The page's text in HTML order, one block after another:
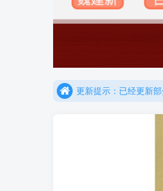
更新提示：已经更新
重要通知：因网站调
更新提示：已经更新